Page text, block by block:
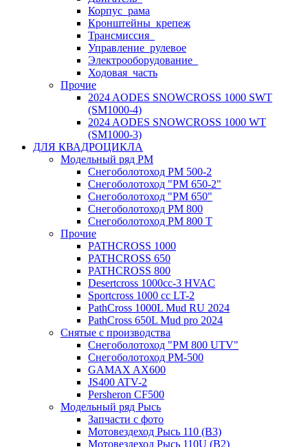
Корпус_рама
Кронштейны_крепеж
Трансмиссия_
Управление_рулевое
Электрооборудование_
Ходовая_часть
Прочие
2024 AODES SNOWCROSS 1000 SWT
(SM1000-4)
2024 AODES SNOWCROSS 1000 WT
(SM1000-3)
ДЛЯ КВАДРОЦИКЛА
Модельный ряд РМ
Снегоболотоход РМ 500-2
Снегоболотоход "РМ 650-2"
Снегоболотоход "РМ 650"
Снегоболотоход РМ 800
Снегоболотоход РМ 800 Т
Прочие
PATHCROSS 1000
PATHCROSS 650
PATHCROSS 800
Desertcross 1000cc-3 HVAC
Sportcross 1000 cc LT-2
PathCross 1000L Mud RU 2024
PathCross 650L Mud pro 2024
Снятые с производства
Снегоболотоход "РМ 800 UTV"
Снегоболотоход РМ-500
GAMAX AX600
JS400 ATV-2
Persheron CF500
Модельный ряд Рысь
Запчасти с фото
Мотовездеход Рысь 110 (B3)
Мотовездеход Рысь 110U (B2)